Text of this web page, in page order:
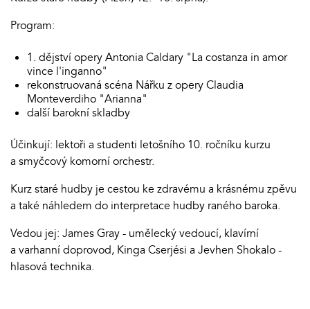
Program:
1. dějství opery Antonia Caldary "La costanza in amor
vince l'inganno"
rekonstruovaná scéna Nářku z opery Claudia
Monteverdiho "Arianna"
další barokní skladby
Účinkují: lektoři a studenti letošního 10. ročníku kurzu
a smyčcový komorní orchestr.
Kurz staré hudby je cestou ke zdravému a krásnému zpěvu
a také náhledem do interpretace hudby raného baroka.
Vedou jej: James Gray - umělecký vedoucí, klavírní
a varhanní doprovod, Kinga Cserjési a Jevhen Shokalo -
hlasová technika.